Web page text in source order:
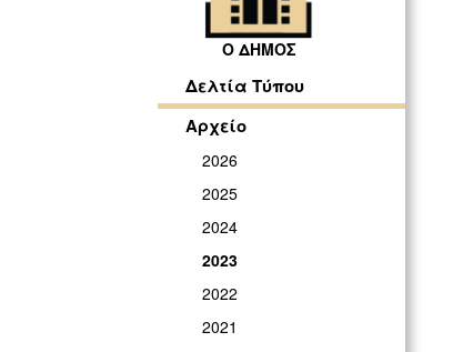
Ο ΔΗΜΟΣ
Δελτία Τύπου
Αρχείο
2026
2025
2024
2023
2022
2021